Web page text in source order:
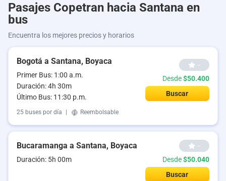
Pasajes Copetran hacia Santana en
bus
Encuentra los mejores precios y horarios
Bogotá a Santana, Boyaca
Primer Bus: 1:00 a.m.
Duración: 4h 30m
Último Bus: 11:30 p.m.
--
Desde$50.400
Buscar
25 buses por día Reembolsable
Bucaramanga a Santana, Boyaca
Duración: 5h 00m
--
Desde$50.040
Buscar